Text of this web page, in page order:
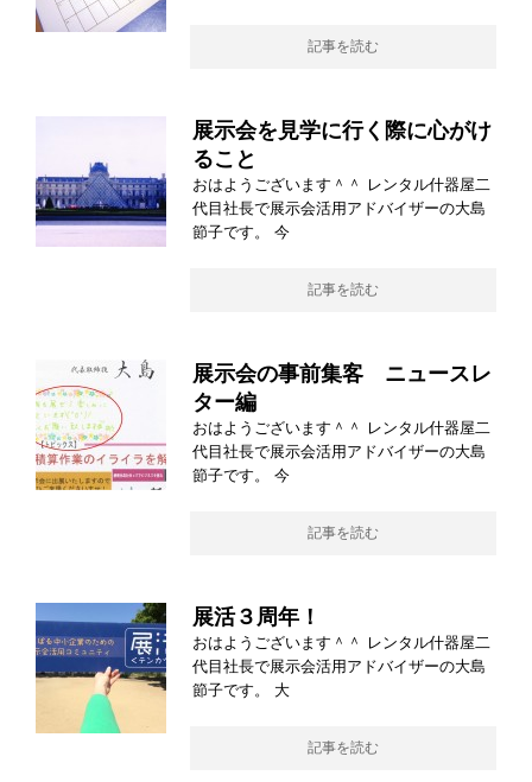
記事を読む
展示会を見学に行く際に心がけ
ること
おはようございます＾＾ レンタル什器屋二
代目社長で展示会活用アドバイザーの大島
節子です。 今
記事を読む
展示会の事前集客 ニュースレ
ター編
おはようございます＾＾ レンタル什器屋二
代目社長で展示会活用アドバイザーの大島
節子です。 今
記事を読む
展活３周年！
おはようございます＾＾ レンタル什器屋二
代目社長で展示会活用アドバイザーの大島
節子です。 大
記事を読む